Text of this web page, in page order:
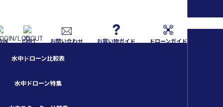
CART お問い合わせ お買い物ガイド ドローンガイド
水中ドローン比較表
水中ドローン特集